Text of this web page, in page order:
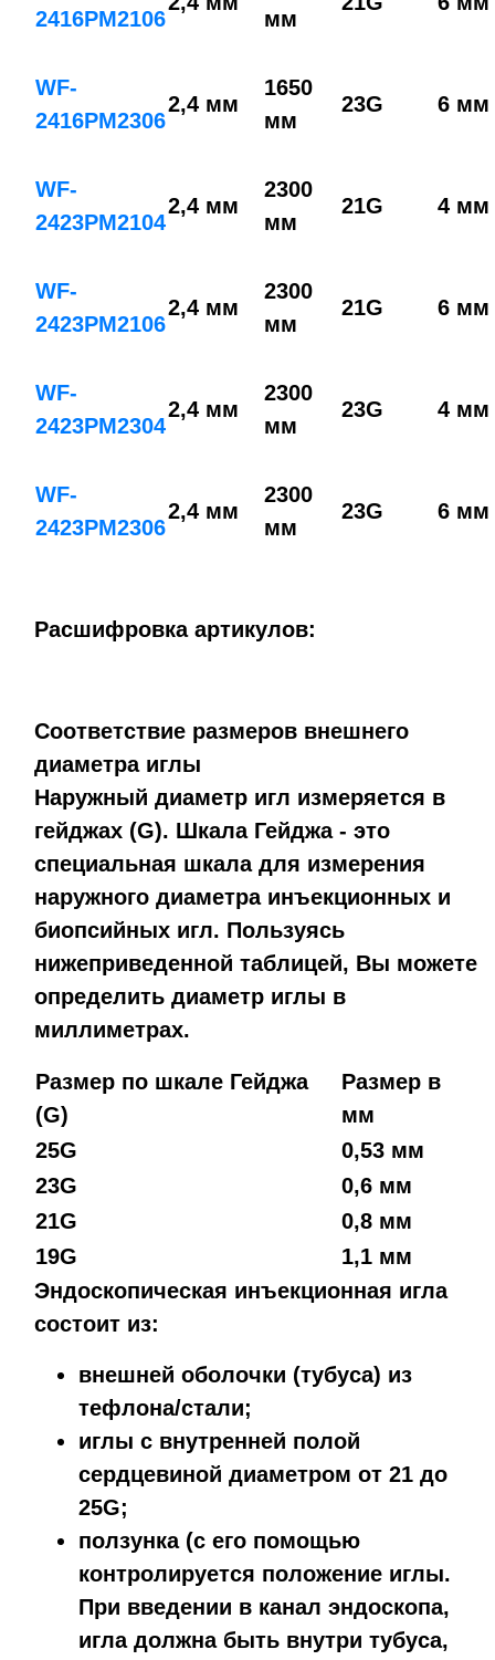
2416PM2106 мм
WF-
2416PM2306
2,4 мм
1650
мм
23G 6 мм
WF-
2423PM2104
2,4 мм
2300
мм
21G 4 мм
WF-
2423PM2106
2,4 мм
2300
мм
21G 6 мм
WF-
2423PM2304
2,4 мм
2300
мм
23G 4 мм
WF-
2423PM2306
2,4 мм
2300
мм
23G 6 мм
Расшифровка артикулов:
Соответствие размеров внешнего
диаметра иглы
Наружный диаметр игл измеряется в
гейджах (G). Шкала Гейджа - это
специальная шкала для измерения
наружного диаметра инъекционных и
биопсийных игл. Пользуясь
нижеприведенной таблицей, Вы можете
определить диаметр иглы в
миллиметрах.
Размер по шкале Гейджа
(G)
Размер в
мм
25G
0,53 мм
23G
0,6 мм
21G
0,8 мм
19G
1,1 мм
Эндоскопическая инъекционная игла
состоит из:
внешней оболочки (тубуса) из
тефлона/стали;
иглы с внутренней полой
сердцевиной диаметром от 21 до
25G;
ползунка (с его помощью
контролируется положение иглы.
При введении в канал эндоскопа,
игла должна быть внутри тубуса,